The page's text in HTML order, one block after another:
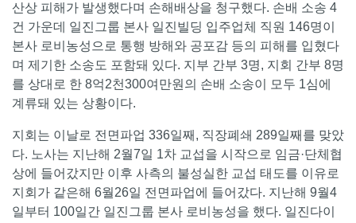
산상 피해가 발생했다며 손해배상을 청구했다. 손배 소송 4
건 가운데 일진그룹 본사 일진빌딩 입주업체 직원 146명이
본사 로비농성으로 통행 방해와 공포감 등의 피해를 입혔다
며 제기한 소송도 포함돼 있다. 지부 간부 3명, 지회 간부 8명
를 상대로 한 8억2천300여만원의 손배 소송이 모두 1심에
계류돼 있는 상황이다.
지회는 이날로 전면파업 336일째, 직장폐쇄 289일째를 맞았
다. 노사는 지난해 2월7일 1차 교섭을 시작으로 임금·단체협
상에 들어갔지만 이후 사측의 불성실한 교섭 태도를 이유로
지회가 같은해 6월26일 전면파업에 들어갔다. 지난해 9월4
일부터 100일간 일진그룹 본사 로비농성을 했다. 일진다이